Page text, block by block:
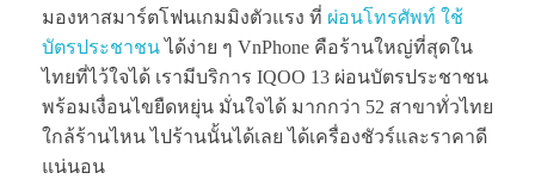
มองหาสมาร์ตโฟนเกมมิงตัวแรง ที่ ผ่อนโทรศัพท์ ใช้
บัตรประชาชนได้ง่าย ๆ VnPhone คือร้านใหญ่ที่สุดใน
ไทยที่ไว้ใจได้ เรามีบริการ IQOO 13 ผ่อนบัตรประชาชน
พร้อมเงื่อนไขยืดหยุ่น มั่นใจได้ มากกว่า 52 สาขาทั่วไทย
ใกล้ร้านไหน ไปร้านนั้นได้เลย ได้เครื่องชัวร์และราคาดี
แน่นอน